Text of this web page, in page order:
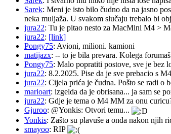
Sarek: Meni je isto bilo čudno da na jasno
neka muljaža. U svakom slučaju trebalo bi
jura22: Tu je pitao nesto za MacMini M4 >
jura22: [link]
Pongy75: Avioni, milioni. kamioni
matijazx: -- to je bila prevara. Kolega
Pongy75: Malo popratiti postove, sve je bez
jura22: 8.2.2025. Pise da je sve prebacio s
jura22: Cijela prića je čudna. Pošto se radi o
marioart: izgelda da je obrisana... ja sam se
jura22: Gdje je tema o M4 MM za onu
Gjuroo: @Yonkis: Otvori temu...
Yonkis: Zašto su plavuše a onda nakon njih
smayoo: RIP